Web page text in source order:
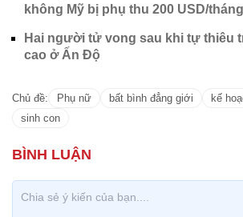
không Mỹ bị phụ thu 200 USD/tháng
Hai người tử vong sau khi tự thiêu
cao ở Ấn Độ
Chủ đề: Phụ nữ bất bình đẳng giới
kế
sinh con